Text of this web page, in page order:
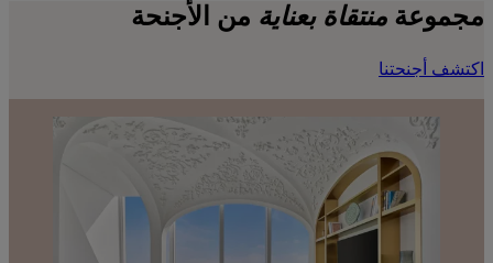
مجموعة منتقاة بعناية من الأجنحة
اكتشف أجنحتنا